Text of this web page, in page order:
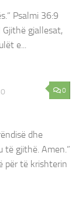
Psalmi 36:9
Gjithë gjallesat,
e...
0
dhe
të gjithë. Amen.”
për të krishterin